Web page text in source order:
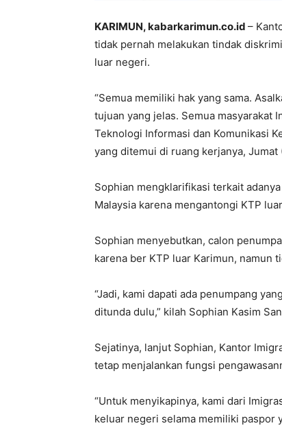
KARIMUN, kabarkarimun.co.id –
tidak pernah melakukan tindak
luar negeri.
“Semua memiliki hak yang sama.
tujuan yang jelas. Semua masyarakat
Teknologi Informasi dan Komunikasi
yang ditemui di ruang kerjanya,
Sophian mengklarifikasi terkait
Malaysia karena mengantongi KTP
Sophian menyebutkan, calon
karena ber KTP luar Karimun, namun
“Jadi, kami dapati ada penumpang
ditunda dulu,” kilah Sophian Kasim
Sejatinya, lanjut Sophian, Kantor
tetap menjalankan fungsi
“Untuk menyikapinya, kami dari
keluar negeri selama memiliki paspor